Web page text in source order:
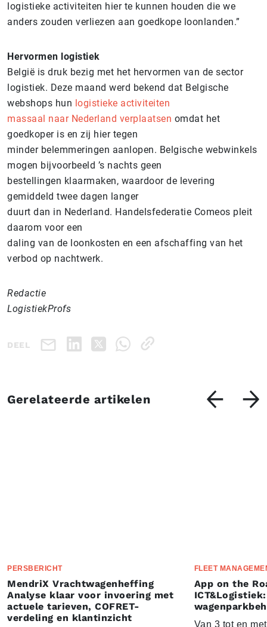
logistieke activiteiten hier te kunnen houden die we
anders zouden verliezen aan goedkope loonlanden.”
Hervormen logistiek
België is druk bezig met het hervormen van de sector
logistiek. Deze maand werd bekend dat Belgische
webshops hun logistieke activiteiten
massaal naar Nederland verplaatsen omdat het
goedkoper is en zij hier tegen
minder belemmeringen aanlopen. Belgische webwinkels
mogen bijvoorbeeld ’s nachts geen
bestellingen klaarmaken, waardoor de levering
gemiddeld twee dagen langer
duurt dan in Nederland. Handelsfederatie Comeos pleit
daarom voor een
daling van de loonkosten en een afschaffing van het
verbod op nachtwerk.
Redactie
LogistiekProfs
DEEL
Gerelateerde artikelen
PERSBERICHT
MendriX Vrachtwagenheffing
Analyse klaar voor invoering met
actuele tarieven, COFRET-
verdeling en klantinzicht
FLEET
App on the
Van 3 tot en